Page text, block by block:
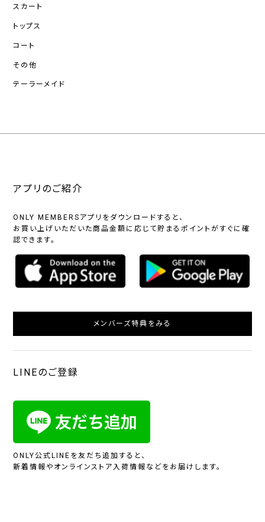
スカート
トップス
コート
その他
テーラーメイド
アプリのご紹介
ONLY MEMBERSアプリをダウンロードすると、
お買い上げいただいた商品金額に応じて貯まるポイントがすぐに確
認できます。
メンバーズ特典をみる
LINEのご登録
ONLY公式LINEを友だち追加すると、
新着情報やオンラインストア入荷情報などをお届けします。